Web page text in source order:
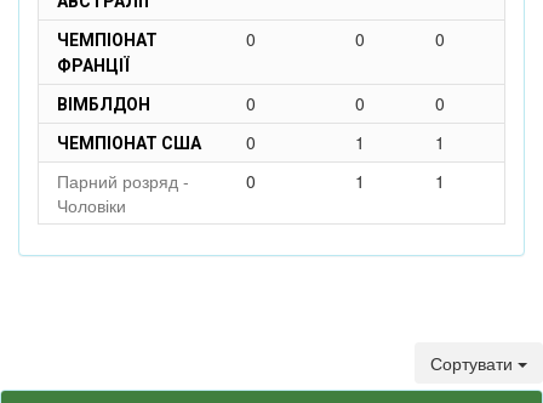
ЧЕМПІОНАТ
ФРАНЦІЇ
0 0 0
ВІМБЛДОН 0 0 0
ЧЕМПІОНАТ США 0 1
1
Парний розряд -
Чоловіки
0 1 1
Сортувати